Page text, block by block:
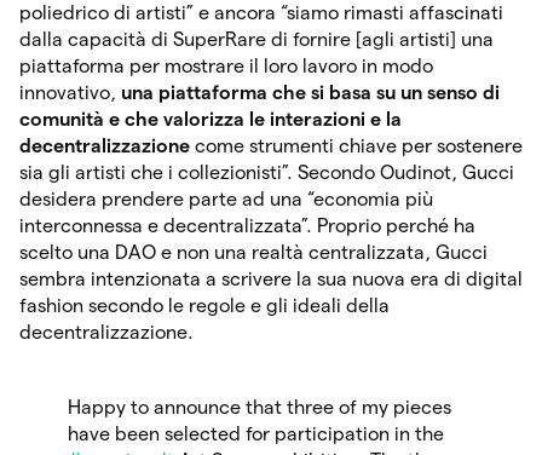
poliedrico di artisti” e ancora “siamo rimasti affascinati
dalla capacità di SuperRare di fornire [agli artisti] una
piattaforma per mostrare il loro lavoro in modo
innovativo, una piattaforma che si basa su un senso di
comunità e che valorizza le interazioni e la
decentralizzazione come strumenti chiave per sostenere
sia gli artisti che i collezionisti”. Secondo Oudinot, Gucci
desidera prendere parte ad una “economia più
interconnessa e decentralizzata”. Proprio perché ha
scelto una DAO e non una realtà centralizzata, Gucci
sembra intenzionata a scrivere la sua nuova era di digital
fashion secondo le regole e gli ideali della
decentralizzazione.
Happy to announce that three of my pieces
have been selected for participation in the